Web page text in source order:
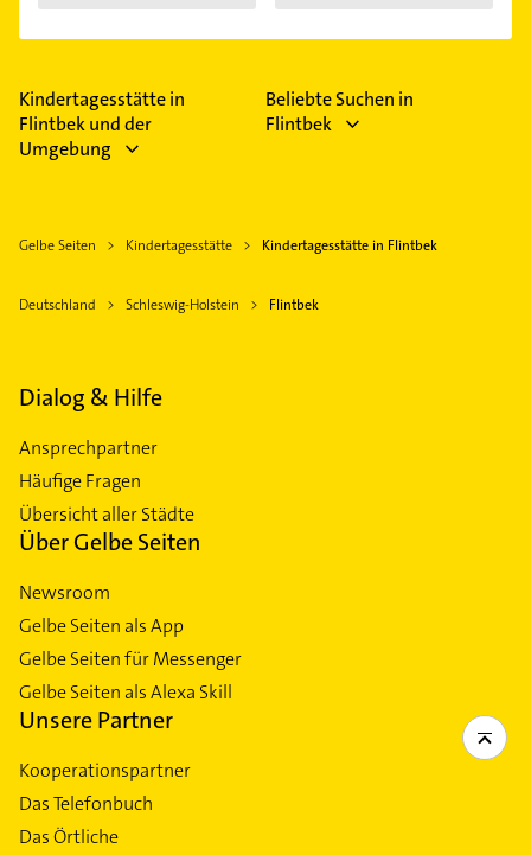
Kindertagesstätte in
Flintbek und der
Umgebung
Beliebte Suchen in
Flintbek
Gelbe Seiten Kindertagesstätte Kindertagesstätte in Flintbek
Deutschland Schleswig-Holstein Flintbek
Dialog & Hilfe
Ansprechpartner
Häufige Fragen
Übersicht aller Städte
Über Gelbe Seiten
Newsroom
Gelbe Seiten als App
Gelbe Seiten für Messenger
Gelbe Seiten als Alexa Skill
Unsere Partner
Kooperationspartner
Das Telefonbuch
Das Örtliche